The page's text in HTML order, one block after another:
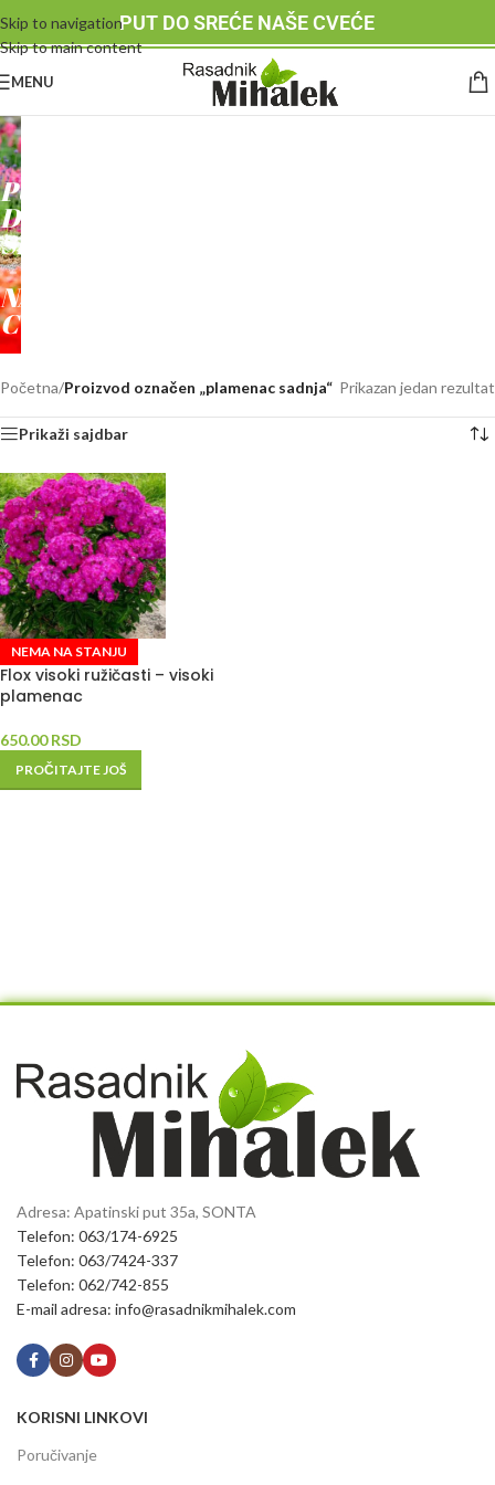
Skip to navigation
Skip to main content
PUT DO SREĆE NAŠE CVEĆE
MENU
RASADNIK
MIHALEK
PUT
DO
SREĆE
-
NAŠE
CVEĆE
Početna/Proizvod označen „plamenac sadnja“ Prikazan jedan rezultat
Prikaži sajdbar
NEMA NA STANJU
Flox visoki ružičasti – visoki
plamenac
650.00RSD
PROČITAJTE JOŠ
Adresa: Apatinski put 35a, SONTA
Telefon: 063/174-6925
Telefon: 063/7424-337
Telefon: 062/742-855
E-mail adresa: info@rasadnikmihalek.com
KORISNI LINKOVI
Poručivanje